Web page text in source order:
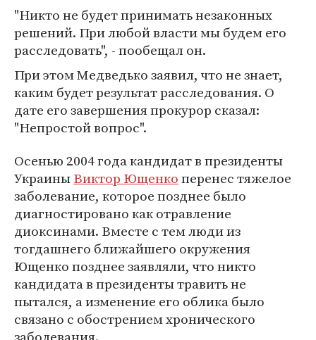
"Никто не будет принимать незаконных
решений. При любой власти мы будем его
расследовать", - пообещал он.
При этом Медведько заявил, что не знает,
каким будет результат расследования. О
дате его завершения прокурор сказал:
"Непростой вопрос".
Осенью 2004 года кандидат в президенты
УкраиныВиктор Ющенкоперенес тяжелое
заболевание, которое позднее было
диагностировано как отравление
диоксинами. Вместе с тем люди из
тогдашнего ближайшего окружения
Ющенко позднее заявляли, что никто
кандидата в президенты травить не
пытался, а изменение его облика было
связано с обострением хронического